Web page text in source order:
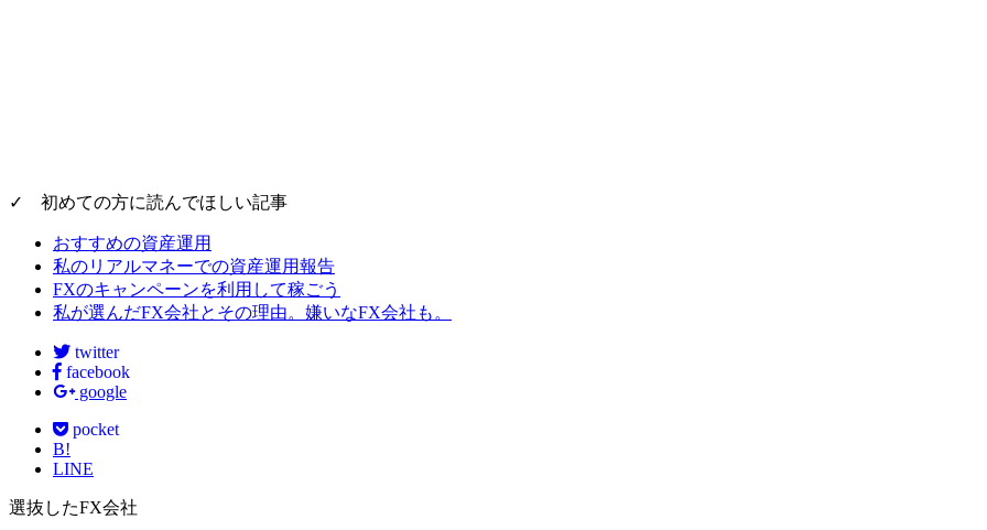
✓ 初めての方に読んでほしい記事
おすすめの資産運用
私のリアルマネーでの資産運用報告
FXのキャンペーンを利用して稼ごう
私が選んだFX会社とその理由。嫌いなFX会社も。
twitter
facebook
google
pocket
B!
LINE
選抜したFX会社